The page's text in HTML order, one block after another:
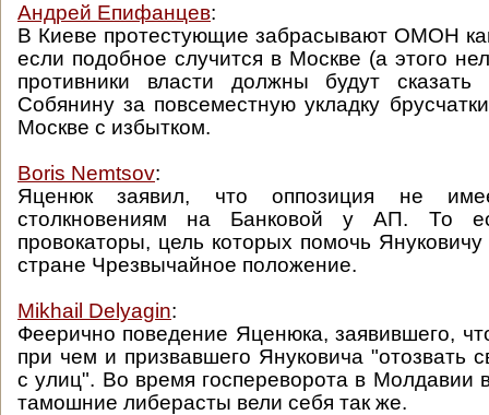
Андрей Епифанцев:
В Киеве протестующие забрасывают ОМОН
если подобное случится в Москве (а этого
противники власти должны будут
Собянину за повсеместную укладку
Москве с избытком.
Boris Nemtsov:
Яценюк заявил, что оппозиция не
столкновениям на Банковой у АП. То
провокаторы, цель которых помочь
стране Чрезвычайное положение.
Mikhail Delyagin:
Феерично поведение Яценюка, заявившего,
при чем и призвавшего Януковича "отозвать
с улиц". Во время госпереворота в Молдавии
тамошние либерасты вели себя так же.